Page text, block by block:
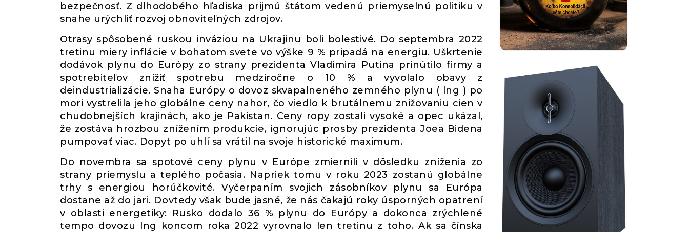
bezpečnosť. Z dlhodobého hľadiska prijmú štátom vedenú priemyselnú politiku v
snahe urýchliť rozvoj obnoviteľných zdrojov.
Otrasy spôsobené ruskou inváziou na Ukrajinu boli bolestivé. Do septembra 2022
tretinu miery inflácie v bohatom svete vo výške 9 % pripadá na energiu. Uškrtenie
dodávok plynu do Európy zo strany prezidenta Vladimira Putina prinútilo firmy a
spotrebiteľov znížiť spotrebu medziročne o 10 % a vyvolalo obavy z
deindustrializácie. Snaha Európy o dovoz skvapalneného zemného plynu ( lng ) po
mori vystrelila jeho globálne ceny nahor, čo viedlo k brutálnemu znižovaniu cien v
chudobnejších krajinách, ako je Pakistan. Ceny ropy zostali vysoké a opec ukázal,
že zostáva hrozbou znížením produkcie, ignorujúc prosby prezidenta Joea Bidena
pumpovať viac. Dopyt po uhlí sa vrátil na svoje historické maximum.
Do novembra sa spotové ceny plynu v Európe zmiernili v dôsledku zníženia zo
strany priemyslu a teplého počasia. Napriek tomu v roku 2023 zostanú globálne
trhy s energiou horúčkovité. Vyčerpaním svojich zásobníkov plynu sa Európa
dostane až do jari. Dovtedy však bude jasné, že nás čakajú roky úsporných opatrení
v oblasti energetiky: Rusko dodalo 36 % plynu do Európy a dokonca zrýchlené
tempo dovozu lng koncom roka 2022 vyrovnalo len tretinu z toho. Ak sa čínska